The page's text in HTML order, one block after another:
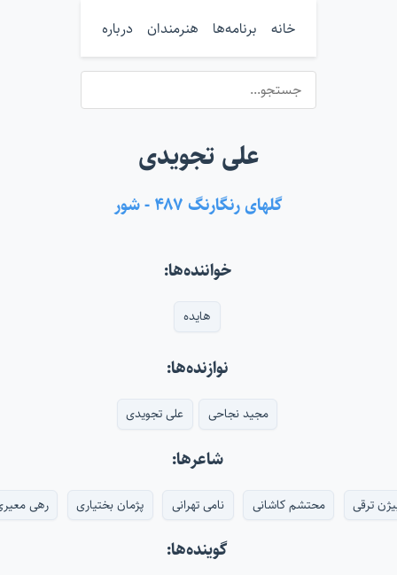
خانه برنامه‌ها هنرمندان درباره
علی تجویدی
گلهای رنگارنگ ۴۸۷ - شور
خواننده‌ها:
هایده
نوازنده‌ها:
مجید نجاحی علی تجویدی
شاعرها:
ترقی محتشم کاشانی نامی تهرانی پژمان بختیاری رهی
گوینده‌ها: